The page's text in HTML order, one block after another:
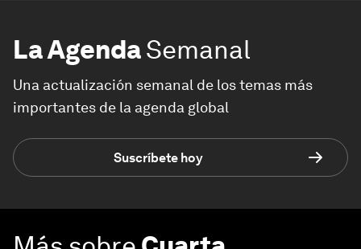
La AgendaSemanal
Una actualización semanal de los temas más
importantes de la agenda global
Suscríbete hoy